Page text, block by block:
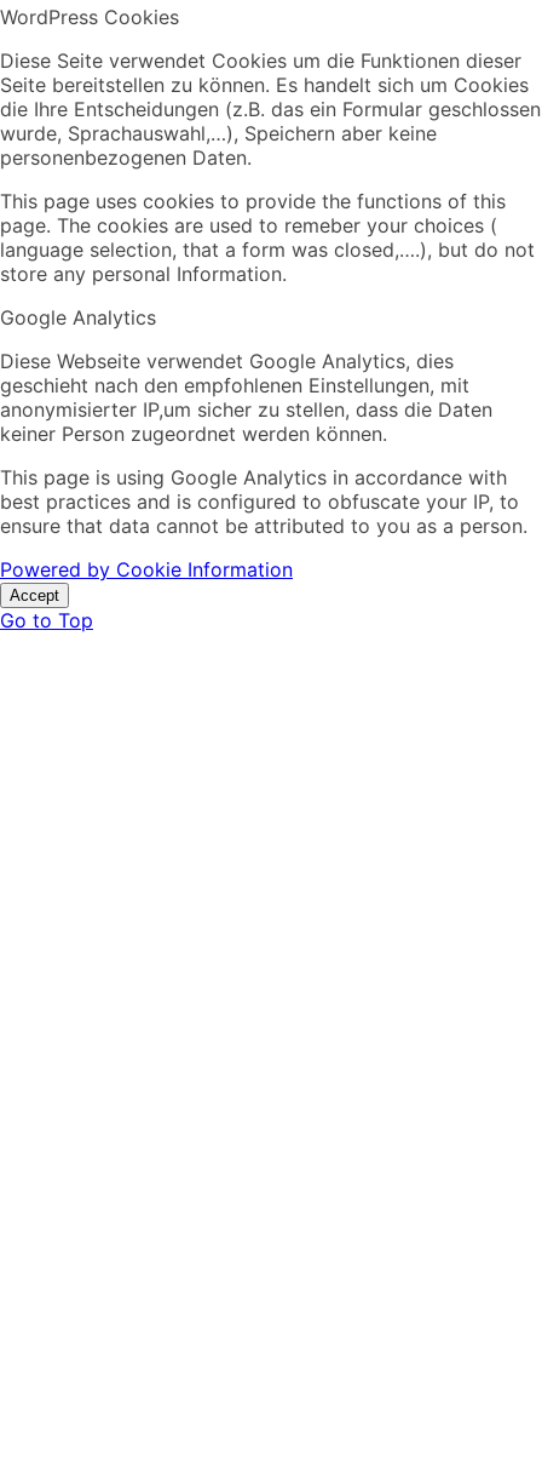
WordPress Cookies
Diese Seite verwendet Cookies um die Funktionen dieser
Seite bereitstellen zu können. Es handelt sich um Cookies
die Ihre Entscheidungen (z.B. das ein Formular geschlossen
wurde, Sprachauswahl,…), Speichern aber keine
personenbezogenen Daten.
This page uses cookies to provide the functions of this
page. The cookies are used to remeber your choices (
language selection, that a form was closed,….), but do not
store any personal Information.
Google Analytics
Diese Webseite verwendet Google Analytics, dies
geschieht nach den empfohlenen Einstellungen, mit
anonymisierter IP,um sicher zu stellen, dass die Daten
keiner Person zugeordnet werden können.
This page is using Google Analytics in accordance with
best practices and is configured to obfuscate your IP, to
ensure that data cannot be attributed to you as a person.
Powered by Cookie Information
Accept
Go to Top